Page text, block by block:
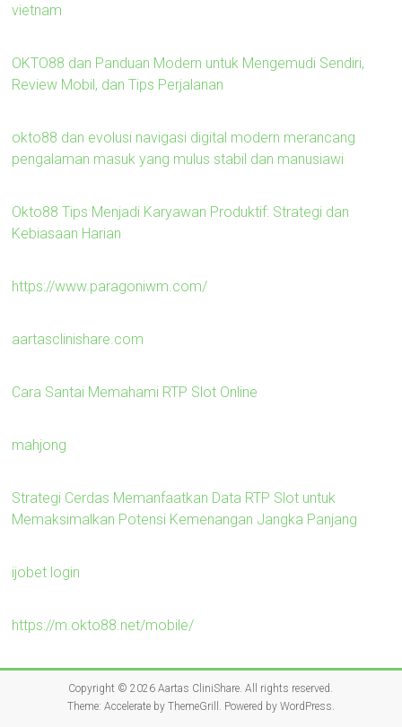
vietnam
OKTO88 dan Panduan Modern untuk Mengemudi Sendiri,
Review Mobil, dan Tips Perjalanan
okto88 dan evolusi navigasi digital modern merancang
pengalaman masuk yang mulus stabil dan manusiawi
Okto88 Tips Menjadi Karyawan Produktif: Strategi dan
Kebiasaan Harian
https://www.paragoniwm.com/
aartasclinishare.com
Cara Santai Memahami RTP Slot Online
mahjong
Strategi Cerdas Memanfaatkan Data RTP Slot untuk
Memaksimalkan Potensi Kemenangan Jangka Panjang
ijobet login
https://m.okto88.net/mobile/
Copyright © 2026Aartas CliniShare . All rights reserved.
Theme: Accelerateby ThemeGrill. Powered by WordPress